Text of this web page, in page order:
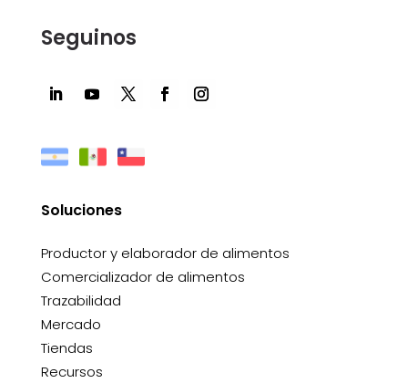
Seguinos
Soluciones
Productor y elaborador de alimentos
Comercializador de alimentos
Trazabilidad
Mercado
Tiendas
Recursos